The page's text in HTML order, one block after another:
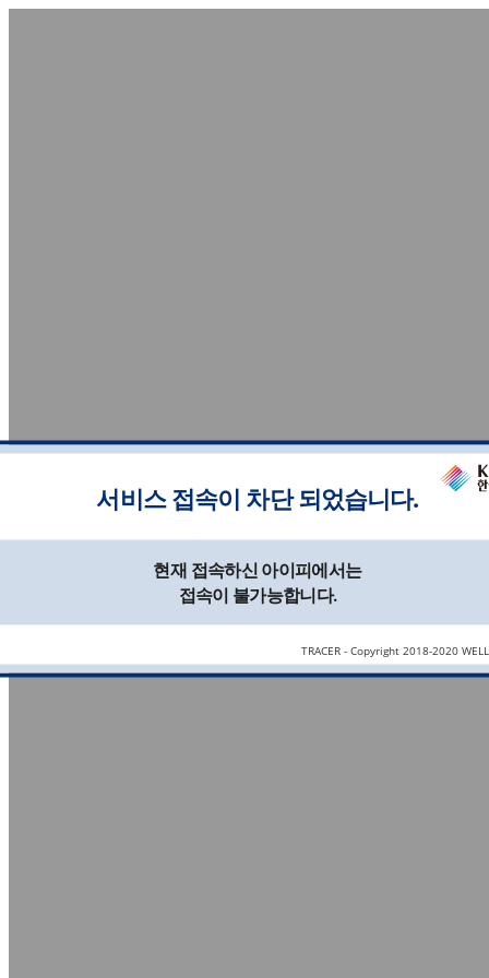
서비스 접속이 차단 되었습니다.
현재 접속하신 아이피에서는
접속이 불가능합니다.
TRACER - Copyright 2018-2020